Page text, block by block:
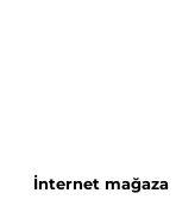
İnternet mağaza